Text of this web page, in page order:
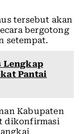
tersebut akan
bergotong
setempat.
Lengkap
Pantai
Kabupaten
dikonfirmasi